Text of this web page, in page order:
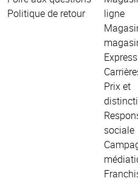
Politique de retour
ligne
Express
Prix et
sociale